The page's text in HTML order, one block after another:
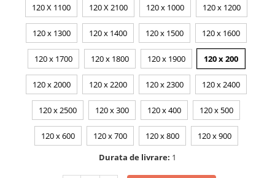
120 X 1100 120 X 2100 120 x 1000 120 x 1200
120 x 1300 120 x 1400 120 x 1500 120 x 1600
120 x 1700 120 x 1800 120 x 1900 120 x 200
120 x 2000 120 x 2200 120 x 2300 120 x 2400
120 x 2500 120 x 300 120 x 400 120 x 500
120 x 600 120 x 700 120 x 800
120 x 900
Durata de livrare: 1